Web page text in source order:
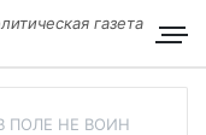
газета
ПОЛЕ НЕ ВОИН